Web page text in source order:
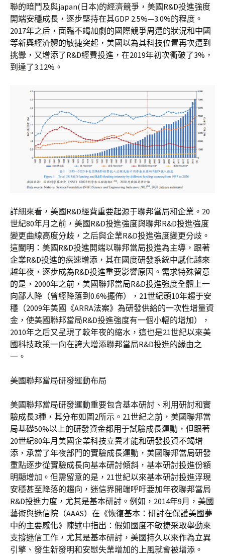
聯的暗鬥及與japan(日本)的經濟競爭，美國R&D投進強度
開端安穩成長，逐步堅持在其GDP 2.5%—3.0%的程度。
2017年之后，面臨不竭加劇的國際競爭周遭的狀況和中國
等新興經濟體的敏捷突起，美國以為其科技位置再次遭到
挑釁，又增添了R&D經費投進，在2019年初次衝破了3%，
到達了3.12%。
詳細來看，美國R&D經費重要起源于聯邦當局和企業。20
世紀80年月之前，美國R&D投進強度與聯邦R&D投進強度
變更曲線高度分歧，之后與企業R&D投進強度變更分歧。
這闡明：美國R&D投進開端以聯邦當局投進為主導，跟著
企業R&D投進的疾速增添，其在國度研發系統中感化越來
越年夜，逐步成為R&D投進重要影響原因。需求特殊留意
的是，2000年之前，美國聯邦當局R&D投進強度全體上一
向鄙人降（曾經降落到0.6%擺佈），21世紀頭10年趨于安
穩（2009年美國《ARRA法案》為研發供給的一次性增量資
金，使美國聯邦當局R&D投進強度有一個小幅的增加），
2010年之后又呈現了較年夜的縮水，這也是21世紀以來美
國科技政策一向在誇大增添聯邦當局R&D投進的緣由之
一。
美國聯邦當局研發運動布局
美國聯邦當局研發運動重要包含基本研討、利用研討和實
驗成長3種，其分布如圖2所示。21世紀之前，美國聯邦當
局基礎50%以上的研發資金都用于試驗成長運動，但跟著
20世紀80年月美國企業科技立異才能和研發投資不竭增
添，承當了年夜部門的實驗成長運動，美國聯邦當局研發
重點逐步從實驗成長向基本研討傾斜，基本研討投進份額
明顯增加。但需留意的是，21世紀以來基本研討投進浮現
安穩甚至降落的趨向，迷信界開端呼吁要加年夜聯邦當局
R&D投進力度，尤其是基本研討。例如，2014年9月，美國
藝術與迷信院（AAAS）在《恢復基本：研討在保護美國夢
中的主要感化》陳述中指出：假如國度不敏捷采取舉動來
支撐迷信工作，尤其是基本研討，美國持久以來作為立異
引擎、發生新發明和安慰失業增加的上風就會被增添。